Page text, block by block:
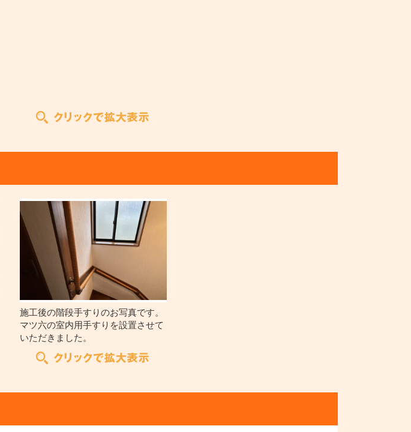
施工後の階段手すりのお写真です。
マツ六の室内用手すりを設置させて
いただきました。